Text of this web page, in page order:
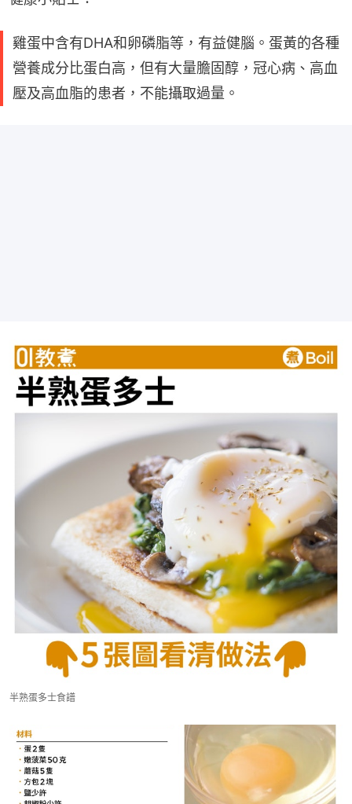
雞蛋中含有DHA和卵磷脂等，有益健腦。蛋黃的各種
營養成分比蛋白高，但有大量膽固醇，冠心病、高血
壓及高血脂的患者，不能攝取過量。
半熟蛋多士食譜